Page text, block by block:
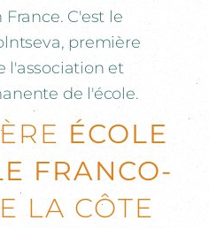
C'est le
première
l'association et
de l'école.
ÉCOLE
FRANCO-
LA CÔTE